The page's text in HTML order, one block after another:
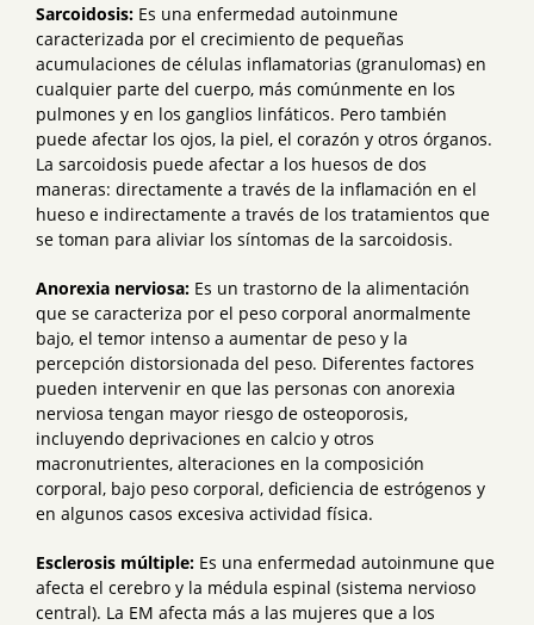
Sarcoidosis: Es una enfermedad autoinmune
caracterizada por el crecimiento de pequeñas
acumulaciones de células inflamatorias (granulomas) en
cualquier parte del cuerpo, más comúnmente en los
pulmones y en los ganglios linfáticos. Pero también
puede afectar los ojos, la piel, el corazón y otros órganos.
La sarcoidosis puede afectar a los huesos de dos
maneras: directamente a través de la inflamación en el
hueso e indirectamente a través de los tratamientos que
se toman para aliviar los síntomas de la sarcoidosis.
Anorexia nerviosa: Es un trastorno de la alimentación
que se caracteriza por el peso corporal anormalmente
bajo, el temor intenso a aumentar de peso y la
percepción distorsionada del peso. Diferentes factores
pueden intervenir en que las personas con anorexia
nerviosa tengan mayor riesgo de osteoporosis,
incluyendo deprivaciones en calcio y otros
macronutrientes, alteraciones en la composición
corporal, bajo peso corporal, deficiencia de estrógenos y
en algunos casos excesiva actividad física.
Esclerosis múltiple: Es una enfermedad autoinmune que
afecta el cerebro y la médula espinal (sistema nervioso
central). La EM afecta más a las mujeres que a los